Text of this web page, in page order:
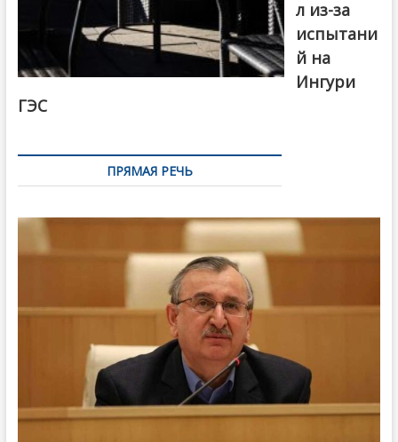
л из-за
испытани
й на
Ингури
ГЭС
ПРЯМАЯ РЕЧЬ